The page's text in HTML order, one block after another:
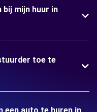
bij mijn huur in
toe te